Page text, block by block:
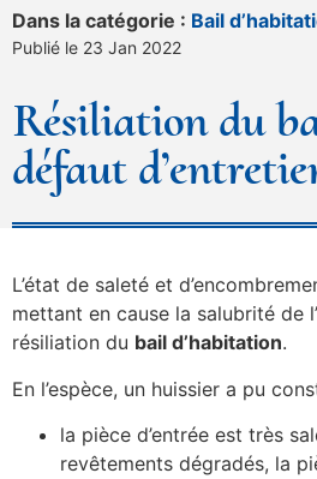
Dans la catégorie : Bail
Publié le 23 Jan 2022
Résiliation du
défaut
L’état de saleté et
mettant en cause la salubrité de
résiliation du bail d’habitation.
En l’espèce, un huissier a pu
la pièce d’entrée est très
revêtements dégradés, la